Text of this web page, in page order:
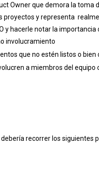
Owner que demora la toma
proyectos y representa
y hacerle notar la
involucramiento
que no estén listos o
a miembros del
recorrer los siguientes